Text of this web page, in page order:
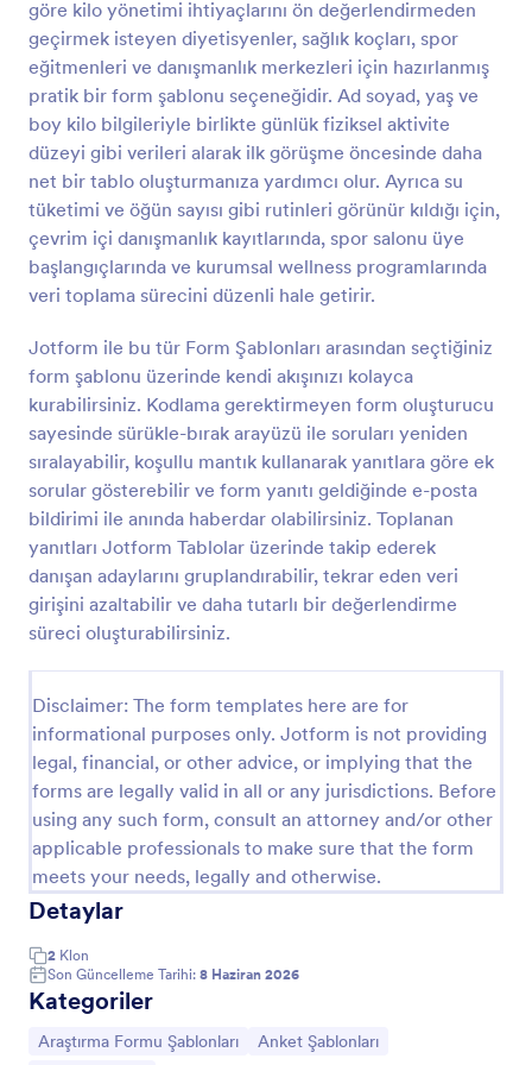
göre kilo yönetimi ihtiyaçlarını ön değerlendirmeden
geçirmek isteyen diyetisyenler, sağlık koçları, spor
eğitmenleri ve danışmanlık merkezleri için hazırlanmış
pratik bir form şablonu seçeneğidir. Ad soyad, yaş ve
boy kilo bilgileriyle birlikte günlük fiziksel aktivite
düzeyi gibi verileri alarak ilk görüşme öncesinde daha
net bir tablo oluşturmanıza yardımcı olur. Ayrıca su
tüketimi ve öğün sayısı gibi rutinleri görünür kıldığı için,
çevrim içi danışmanlık kayıtlarında, spor salonu üye
başlangıçlarında ve kurumsal wellness programlarında
veri toplama sürecini düzenli hale getirir.
Jotform ile bu tür Form Şablonları arasından seçtiğiniz
form şablonu üzerinde kendi akışınızı kolayca
kurabilirsiniz. Kodlama gerektirmeyen form oluşturucu
sayesinde sürükle-bırak arayüzü ile soruları yeniden
sıralayabilir, koşullu mantık kullanarak yanıtlara göre ek
sorular gösterebilir ve form yanıtı geldiğinde e-posta
bildirimi ile anında haberdar olabilirsiniz. Toplanan
yanıtları Jotform Tablolar üzerinde takip ederek
danışan adaylarını gruplandırabilir, tekrar eden veri
girişini azaltabilir ve daha tutarlı bir değerlendirme
süreci oluşturabilirsiniz.
Disclaimer: The form templates here are for
informational purposes only. Jotform is not providing
legal, financial, or other advice, or implying that the
forms are legally valid in all or any jurisdictions. Before
using any such form, consult an attorney and/or other
applicable professionals to make sure that the form
meets your needs, legally and otherwise.
Detaylar
2 Klon
Son Güncelleme Tarihi: 8 Haziran 2026
Kategoriler
Kategoriye git:
Araştırma Formu Şablonları Kategoriye git:
Anket Şablonları
Önizleme
Wellness Danışmanlığı Anketi
Wellness Danışmanlığı Anket Formu, danışanların
sağlık alışkanlıklarını ve hedeflerini ön değerlendirme
veri toplama sürecini hızlandırır.
Go to Category:
Araştırma Formu Şablonları
Şablon Kullan
Önizleme